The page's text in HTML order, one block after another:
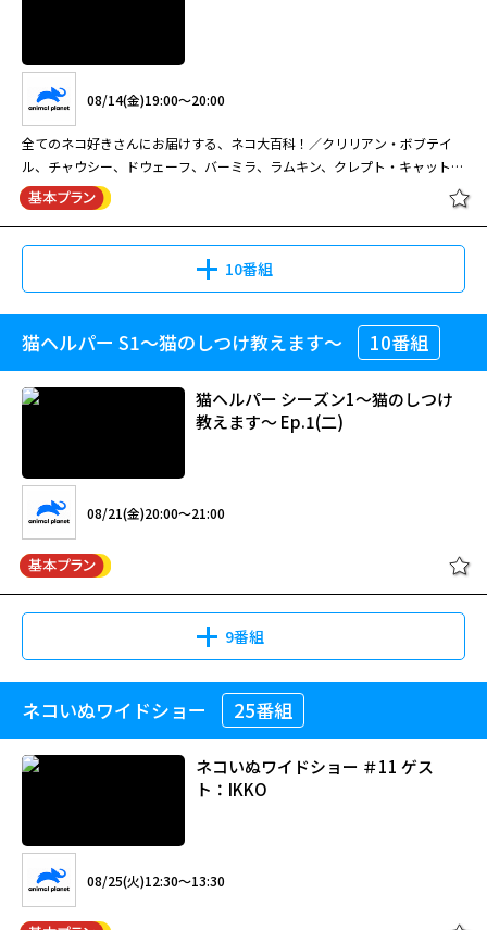
08/14(金)19:00～20:00
全てのネコ好きさんにお届けする、ネコ大百科！／クリリアン・ボブテイ
ル、チャウシー、ドウェーフ、バーミラ、ラムキン、クレプト・キャットが
登場。
10番組
猫ヘルパー S1～猫のしつけ教えます～ 10番組
猫ヘルパー シーズン1～猫のしつけ
教えます～ Ep.1(二)
08/21(金)20:00～21:00
9番組
ネコいぬワイドショー 25番組
ネコいぬワイドショー ＃11 ゲス
ト：IKKO
08/25(火)12:30～13:30